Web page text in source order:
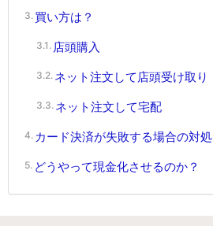
買い方は？
店頭購入
ネット注文して店頭受け取り
ネット注文して宅配
カード決済が失敗する場合の対処
どうやって現金化させるのか？